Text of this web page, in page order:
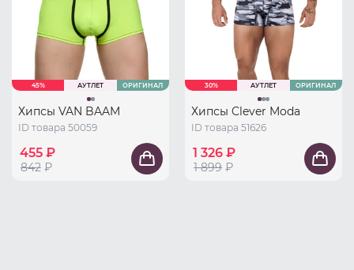
45% АУТЛЕТ ОРИГИНАЛ
Хипсы VAN BAAM
ID товара 50059
455 ₽
842 ₽
30% АУТЛЕТ ОРИГИНАЛ
Хипсы Clever Moda
ID товара 51626
1 326 ₽
1 899 ₽